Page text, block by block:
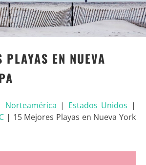
PLAYAS EN NUEVA
Norteamérica | Estados Unidos |
| 15 Mejores Playas en Nueva York